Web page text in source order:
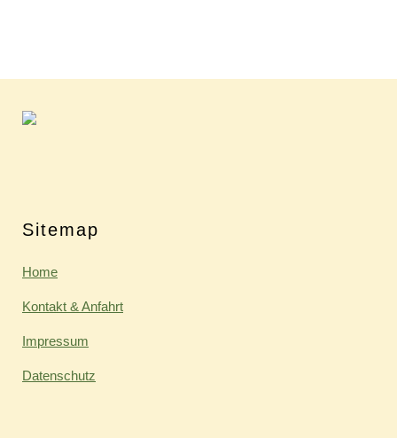
Sitemap
Home
Kontakt & Anfahrt
Impressum
Datenschutz